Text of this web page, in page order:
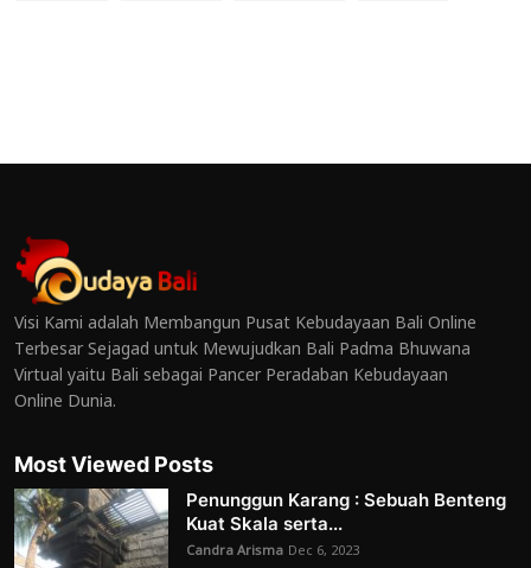
Visi Kami adalah Membangun Pusat Kebudayaan Bali Online
Terbesar Sejagad untuk Mewujudkan Bali Padma Bhuwana
Virtual yaitu Bali sebagai Pancer Peradaban Kebudayaan
Online Dunia.
Most Viewed Posts
Penunggun Karang : Sebuah Benteng
Kuat Skala serta...
Candra Arisma Dec 6, 2023